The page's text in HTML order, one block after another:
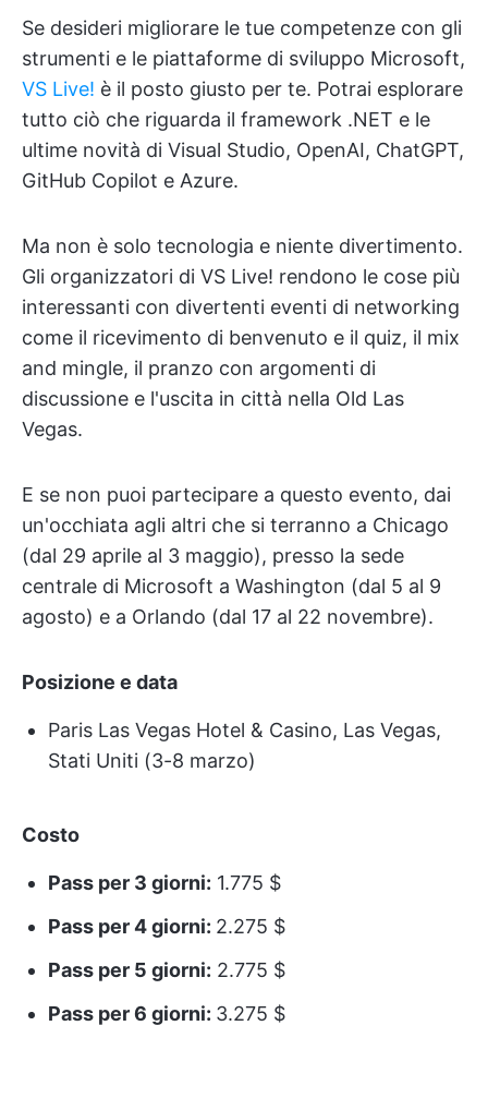
Se desideri migliorare le tue competenze con gli
strumenti e le piattaforme di sviluppo Microsoft,
VS Live! è il posto giusto per te. Potrai esplorare
tutto ciò che riguarda il framework .NET e le
ultime novità di Visual Studio, OpenAI, ChatGPT,
GitHub Copilot e Azure.
Ma non è solo tecnologia e niente divertimento.
Gli organizzatori di VS Live! rendono le cose più
interessanti con divertenti eventi di networking
come il ricevimento di benvenuto e il quiz, il mix
and mingle, il pranzo con argomenti di
discussione e l'uscita in città nella Old Las
Vegas.
E se non puoi partecipare a questo evento, dai
un'occhiata agli altri che si terranno a Chicago
(dal 29 aprile al 3 maggio), presso la sede
centrale di Microsoft a Washington (dal 5 al 9
agosto) e a Orlando (dal 17 al 22 novembre).
Posizione e data
Paris Las Vegas Hotel & Casino, Las Vegas,
Stati Uniti (3-8 marzo)
Costo
Pass per 3 giorni: 1.775 $
Pass per 4 giorni: 2.275 $
Pass per 5 giorni: 2.775 $
Pass per 6 giorni: 3.275 $